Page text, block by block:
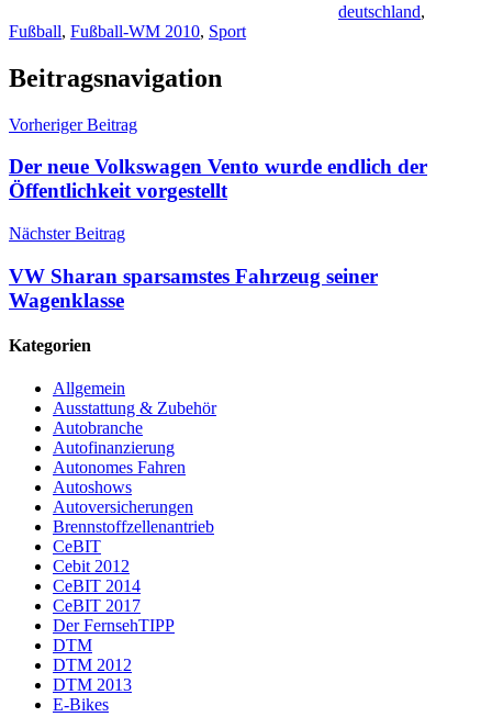
deutschland,
Fußball, Fußball-WM 2010, Sport
Beitragsnavigation
Vorheriger Beitrag
Der neue Volkswagen Vento wurde endlich der
Öffentlichkeit vorgestellt
Nächster Beitrag
VW Sharan sparsamstes Fahrzeug seiner
Wagenklasse
Kategorien
Allgemein
Ausstattung & Zubehör
Autobranche
Autofinanzierung
Autonomes Fahren
Autoshows
Autoversicherungen
Brennstoffzellenantrieb
CeBIT
Cebit 2012
CeBIT 2014
CeBIT 2017
Der FernsehTIPP
DTM
DTM 2012
DTM 2013
E-Bikes